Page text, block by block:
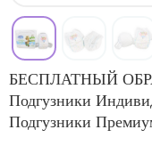
БЕСПЛАТНЫЙ
Подгузники
Подгузники